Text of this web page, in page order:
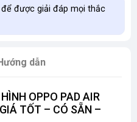
để được giải đáp mọi thắc
dẫn
OPPO PAD AIR
TỐT – CÓ SẴN –